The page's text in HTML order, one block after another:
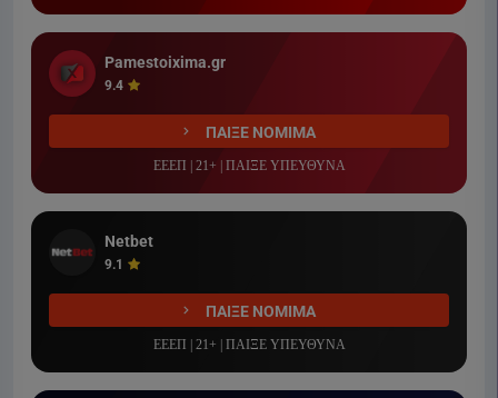
Pamestoixima.gr
9.4
ΠΑΙΞΕ ΝΟΜΙΜΑ
ΕΕΕΠ | 21+ | ΠΑΙΞΕ ΥΠΕΥΘΥΝΑ
Netbet
9.1
ΠΑΙΞΕ ΝΟΜΙΜΑ
ΕΕΕΠ | 21+ | ΠΑΙΞΕ ΥΠΕΥΘΥΝΑ